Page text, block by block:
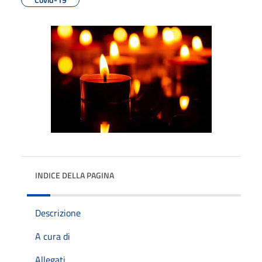
INDICE DELLA PAGINA
Descrizione
A cura di